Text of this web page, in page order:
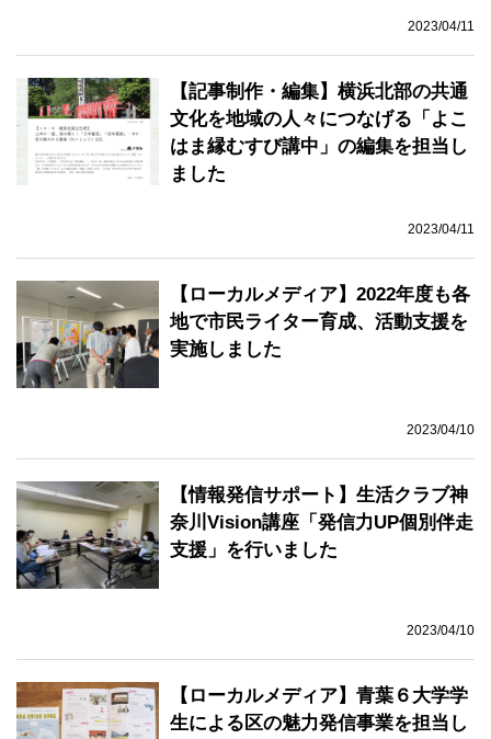
2023/04/11
【記事制作・編集】横浜北部の共通
文化を地域の人々につなげる「よこ
はま縁むすび講中」の編集を担当し
ました
2023/04/11
【ローカルメディア】2022年度も各
地で市民ライター育成、活動支援を
実施しました
2023/04/10
【情報発信サポート】生活クラブ神
奈川Vision講座「発信力UP個別伴走
支援」を行いました
2023/04/10
【ローカルメディア】青葉６大学学
生による区の魅力発信事業を担当し